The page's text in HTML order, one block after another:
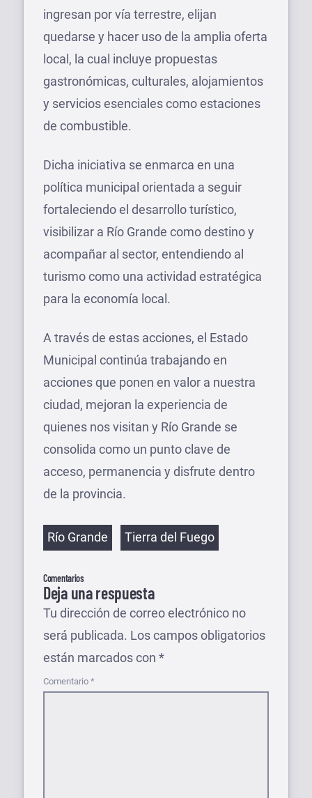
ingresan por vía terrestre, elijan
quedarse y hacer uso de la amplia oferta
local, la cual incluye propuestas
gastronómicas, culturales, alojamientos
y servicios esenciales como estaciones
de combustible.
Dicha iniciativa se enmarca en una
política municipal orientada a seguir
fortaleciendo el desarrollo turístico,
visibilizar a Río Grande como destino y
acompañar al sector, entendiendo al
turismo como una actividad estratégica
para la economía local.
A través de estas acciones, el Estado
Municipal continúa trabajando en
acciones que ponen en valor a nuestra
ciudad, mejoran la experiencia de
quienes nos visitan y Río Grande se
consolida como un punto clave de
acceso, permanencia y disfrute dentro
de la provincia.
Etiquetas
Río Grande Tierra del Fuego
Comentarios
Deja una respuesta
Tu dirección de correo electrónico no
será publicada. Los campos obligatorios
están marcados con *
Comentario *